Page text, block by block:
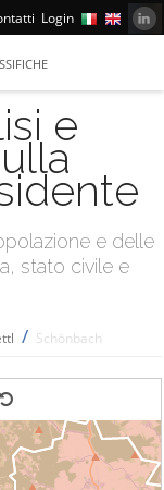
Login
e
e delle
stato civile e
/ Schönbach